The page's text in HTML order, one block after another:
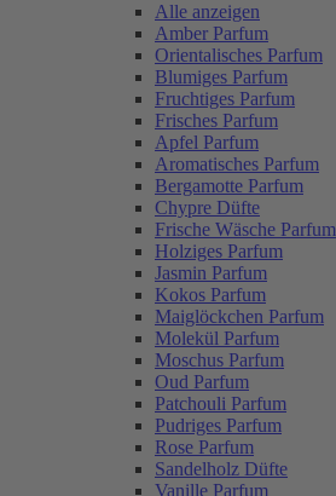
Alle anzeigen
Amber Parfum
Orientalisches Parfum
Blumiges Parfum
Fruchtiges Parfum
Frisches Parfum
Apfel Parfum
Aromatisches Parfum
Bergamotte Parfum
Chypre Düfte
Frische Wäsche Parfum
Holziges Parfum
Jasmin Parfum
Kokos Parfum
Maiglöckchen Parfum
Molekül Parfum
Moschus Parfum
Oud Parfum
Patchouli Parfum
Pudriges Parfum
Rose Parfum
Sandelholz Düfte
Vanille Parfum